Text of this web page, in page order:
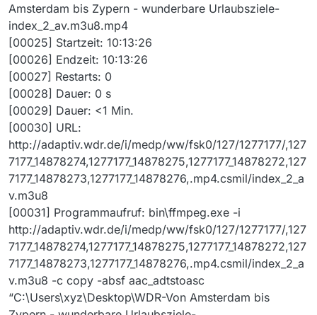
Amsterdam bis Zypern - wunderbare Urlaubsziele-
index_2_av.m3u8.mp4
[00025] Startzeit: 10:13:26
[00026] Endzeit: 10:13:26
[00027] Restarts: 0
[00028] Dauer: 0 s
[00029] Dauer: <1 Min.
[00030] URL:
http://adaptiv.wdr.de/i/medp/ww/fsk0/127/1277177/,127
7177_14878274,1277177_14878275,1277177_14878272,127
7177_14878273,1277177_14878276,.mp4.csmil/index_2_a
v.m3u8
[00031] Programmaufruf: bin\ffmpeg.exe -i
http://adaptiv.wdr.de/i/medp/ww/fsk0/127/1277177/,127
7177_14878274,1277177_14878275,1277177_14878272,127
7177_14878273,1277177_14878276,.mp4.csmil/index_2_a
v.m3u8 -c copy -absf aac_adtstoasc
“C:\Users\xyz\Desktop\WDR-Von Amsterdam bis